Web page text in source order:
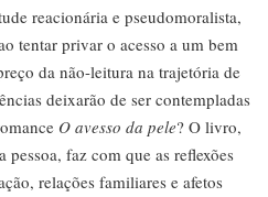
reacionária e pseudomoralista,
tentar privar o acesso a um bem
da não-leitura na trajetória de
deixarão de ser contempladas
O avesso da pele? O livro,
pessoa, faz com que as reflexões
relações familiares e afetos